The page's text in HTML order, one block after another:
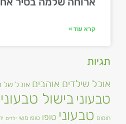
קרא עוד »
תגיות
אוכל שילדים אוהבים אוכל של
טבעוני בישול
חומוס טבעוני טופו טופו משי ילדים